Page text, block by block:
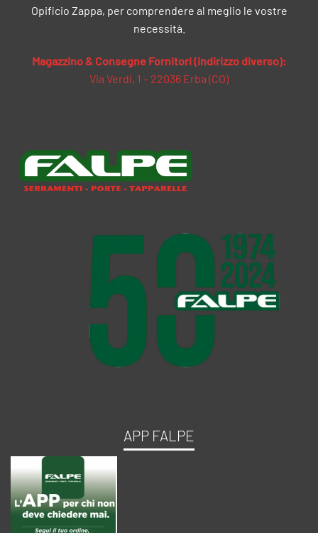
Opificio Zappa, per comprendere al meglio le vostre
necessità.
Magazzino & Consegne Fornitori (indirizzo diverso):
Via Verdi, 1 – 22036 Erba (CO)
APP FALPE